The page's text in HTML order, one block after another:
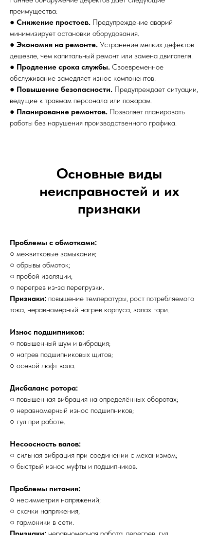
преимущества:
● Снижение простоев. Предупреждение аварий
минимизирует остановки оборудования.
● Экономия на ремонте. Устранение мелких дефектов
дешевле, чем капитальный ремонт или замена двигателя.
● Продление срока службы. Своевременное
обслуживание замедляет износ компонентов.
● Повышение безопасности. Предупреждает ситуации,
ведущие к травмам персонала или пожарам.
● Планирование ремонтов. Позволяет планировать
работы без нарушения производственного графика.
Основные виды
неисправностей и их
признаки
Проблемы с обмотками:
○ межвитковые замыкания;
○ обрывы обмоток;
○ пробой изоляции;
○ перегрев из‑за перегрузки.
Признаки: повышение температуры, рост потребляемого
тока, неравномерный нагрев корпуса, запах гари.
Износ подшипников:
○ повышенный шум и вибрация;
○ нагрев подшипниковых щитов;
○ осевой люфт вала.
Дисбаланс ротора:
○ повышенная вибрация на определённых оборотах;
○ неравномерный износ подшипников;
○ гул при работе.
Несоосность валов:
○ сильная вибрация при соединении с механизмом;
○ быстрый износ муфты и подшипников.
Проблемы питания:
○ несимметрия напряжений;
○ скачки напряжения;
○ гармоники в сети.